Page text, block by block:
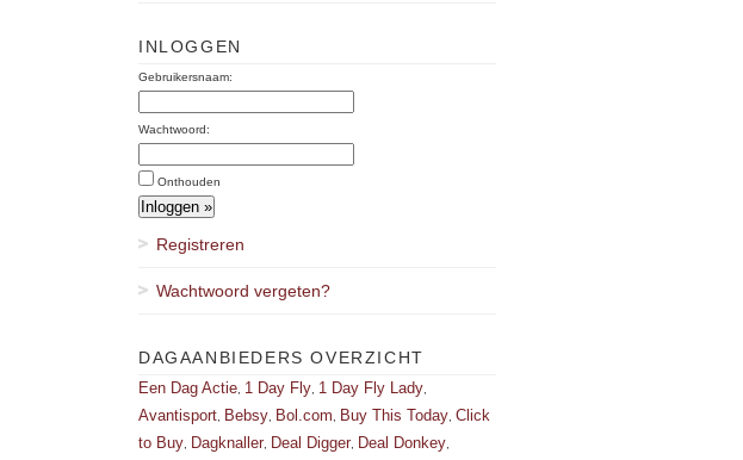
INLOGGEN
Gebruikersnaam:
Wachtwoord:
Onthouden
Registreren
Wachtwoord vergeten?
DAGAANBIEDERS OVERZICHT
Een Dag Actie 1 Day Fly 1 Day Fly Lady
Avantisport Bebsy Bol.com Buy This Today Click
to Buy Dagknaller Deal Digger Deal Donkey